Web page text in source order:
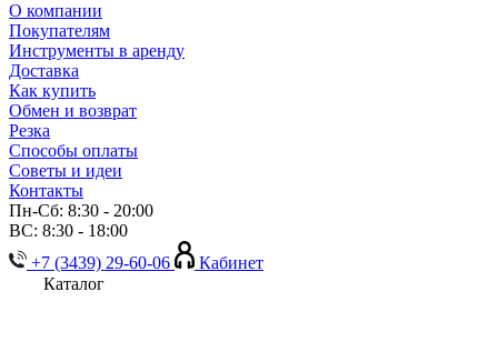
О компании
Покупателям
Инструменты в аренду
Доставка
Как купить
Обмен и возврат
Резка
Способы оплаты
Советы и идеи
Контакты
Пн-Сб: 8:30 - 20:00
ВС: 8:30 - 18:00
+7 (3439) 29-60-06
Кабинет
Каталог